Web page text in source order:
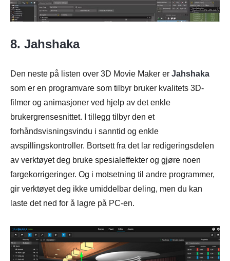
8. Jahshaka
Den neste på listen over 3D Movie Maker er Jahshaka
som er en programvare som tilbyr bruker kvalitets 3D-
filmer og animasjoner ved hjelp av det enkle
brukergrensesnittet. I tillegg tilbyr den et
forhåndsvisningsvindu i sanntid og enkle
avspillingskontroller. Bortsett fra det lar redigeringsdelen
av verktøyet deg bruke spesialeffekter og gjøre noen
fargekorrigeringer. Og i motsetning til andre programmer,
gir verktøyet deg ikke umiddelbar deling, men du kan
laste det ned for å lagre på PC-en.